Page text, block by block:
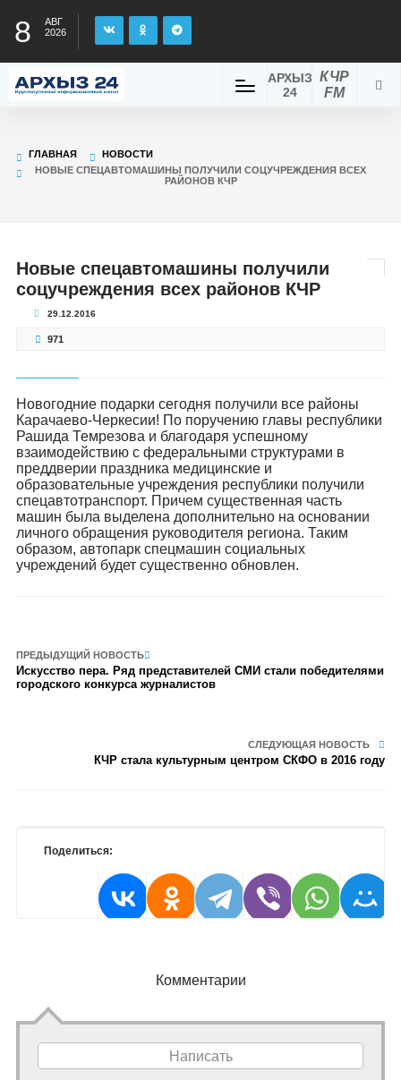
8
АВГ
2026
КЧР
FM
АРХЫЗ
24
ГЛАВНАЯ
НОВОСТИ
НОВЫЕ СПЕЦАВТОМАШИНЫ ПОЛУЧИЛИ СОЦУЧРЕЖДЕНИЯ ВСЕХ
РАЙОНОВ КЧР
Новые спецавтомашины получили
соцучреждения всех районов КЧР
29.12.2016
971
Новогодние подарки сегодня получили все районы
Карачаево-Черкесии! По поручению главы республики
Рашида Темрезова и благодаря успешному
взаимодействию с федеральными структурами в
преддверии праздника медицинские и
образовательные учреждения республики получили
спецавтотранспорт. Причем существенная часть
машин была выделена дополнительно на основании
личного обращения руководителя региона. Таким
образом, автопарк спецмашин социальных
учреждений будет существенно обновлен.
ПРЕДЫДУЩИЙ НОВОСТЬ
Искусство пера. Ряд представителей СМИ стали победителями
городского конкурса журналистов
СЛЕДУЮЩАЯ НОВОСТЬ
КЧР стала культурным центром СКФО в 2016 году
Поделиться:
Комментарии
Написать